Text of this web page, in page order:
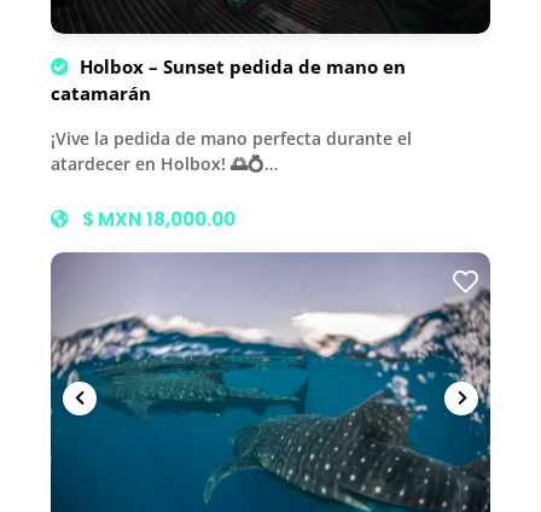
Holbox – Sunset pedida de mano en
catamarán
¡Vive la pedida de mano perfecta durante el
atardecer en Holbox! 🌅💍…
$ MXN 18,000.00